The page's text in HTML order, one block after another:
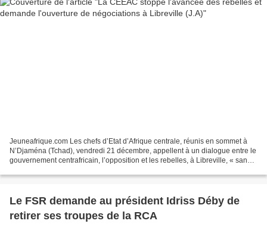
Jeuneafrique.com Les chefs d’Etat d’Afrique centrale, réunis en sommet à
N’Djaména (Tchad), vendredi 21 décembre, appellent à un dialogue entre le
gouvernement centrafricain, l’opposition et les rebelles, à Libreville, « sans
Le FSR demande au président Idriss Déby de
retirer ses troupes de la RCA